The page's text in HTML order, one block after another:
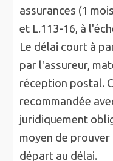
assurances (1
et L.113-16, à
Le délai court à
par l'assureur,
réception postal.
recommandée
juridiquement
moyen de
départ au délai.